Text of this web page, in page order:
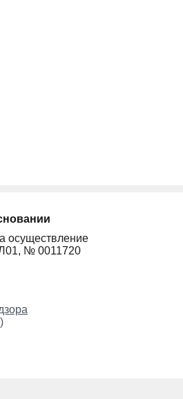
осуществление
№ 0011720